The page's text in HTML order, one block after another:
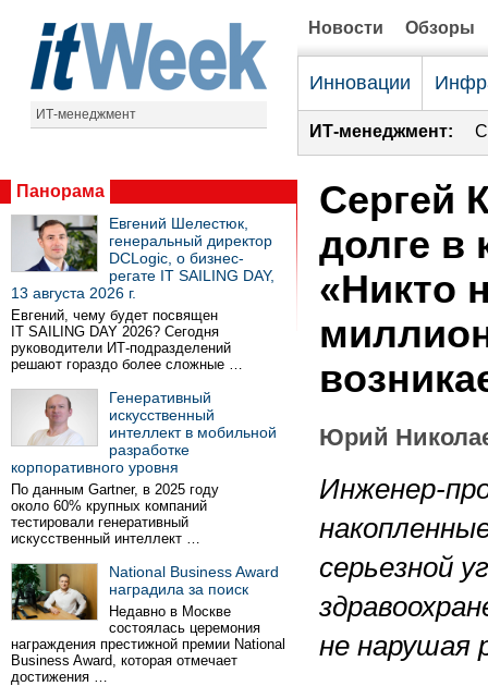
ИТ-менеджмент
Новости Обзоры
Инновации
ИТ-менеджмент:
Панорама
Евгений Шелестюк,
генеральный директор
DCLogic, о бизнес-
регате IT SAILING DAY,
13 августа 2026 г.
Евгений, чему будет посвящен
IT SAILING DAY 2026? Сегодня
руководители ИТ-подразделений
решают гораздо более сложные …
Генеративный
искусственный
интеллект в мобильной
разработке
корпоративного уровня
По данным Gartner, в 2025 году
около 60% крупных компаний
тестировали генеративный
искусственный интеллект …
National Business Award
наградила за поиск
Недавно в Москве
состоялась церемония
награждения престижной премии National
Business Award, которая отмечает
достижения …
Сергей
долге в
«Никто
Юрий
Инженер-
серьезной
не нарушая